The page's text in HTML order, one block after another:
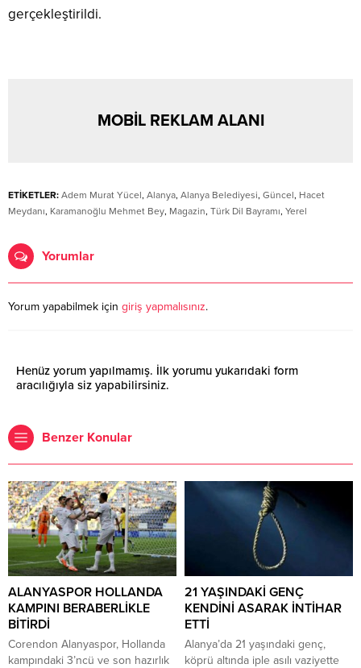
gerçekleştirildi.
MOBİL REKLAM ALANI
ETİKETLER: Adem Murat Yücel, Alanya, Alanya Belediyesi, Güncel, Hacet
Meydanı, Karamanoğlu Mehmet Bey, Magazin, Türk Dil Bayramı, Yerel
Yorumlar
Yorum yapabilmek için giriş yapmalısınız.
Henüz yorum yapılmamış. İlk yorumu yukarıdaki form
aracılığıyla siz yapabilirsiniz.
Benzer Konular
ALANYASPOR HOLLANDA
KAMPINI BERABERLİKLE
BİTİRDİ
Corendon Alanyaspor, Hollanda
kampındaki 3’ncü ve son hazırlık
21 YAŞINDAKİ GENÇ
KENDİNİ ASARAK İNTİHAR
ETTİ
Alanya’da 21 yaşındaki genç,
köprü altında iple asılı vaziyette